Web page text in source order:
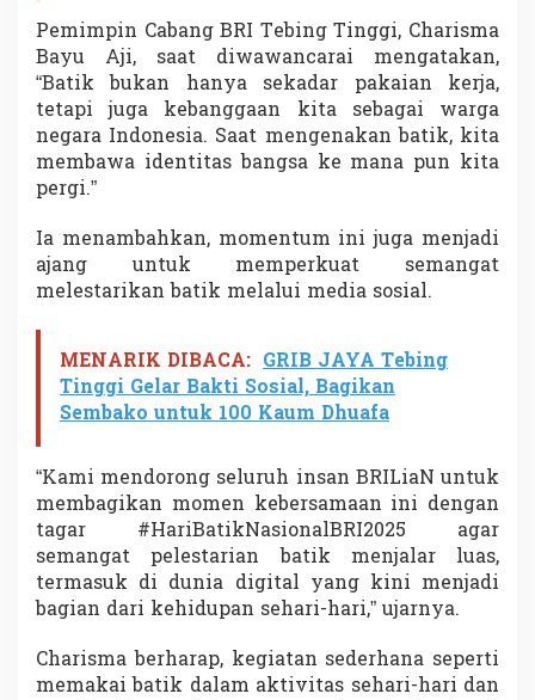
y
a
N
u
s
a
n
t
a
a
Pemimpin Cabang BRI Tebing Tinggi, Charisma
Bayu Aji, saat diwawancarai mengatakan,
“Batik bukan hanya sekadar pakaian kerja,
tetapi juga kebanggaan kita sebagai warga
negara Indonesia. Saat mengenakan batik, kita
membawa identitas bangsa ke mana pun kita
pergi.”
Ia menambahkan, momentum ini juga menjadi
ajang untuk memperkuat semangat
melestarikan batik melalui media sosial.
MENARIK DIBACA: GRIB JAYA Tebing
Tinggi Gelar Bakti Sosial, Bagikan
Sembako untuk 100 Kaum Dhuafa
“Kami mendorong seluruh insan BRILiaN untuk
membagikan momen kebersamaan ini dengan
tagar #HariBatikNasionalBRI2025 agar
semangat pelestarian batik menjalar luas,
termasuk di dunia digital yang kini menjadi
bagian dari kehidupan sehari-hari,” ujarnya.
Charisma berharap, kegiatan sederhana seperti
memakai batik dalam aktivitas sehari-hari dan